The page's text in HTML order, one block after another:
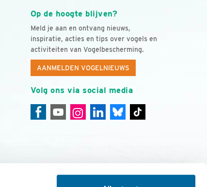
Op de hoogte blijven?
Meld je aan en ontvang nieuws,
inspiratie, acties en tips over vogels en
activiteiten van Vogelbescherming.
AANMELDEN VOGELNIEUWS
Volg ons via social media